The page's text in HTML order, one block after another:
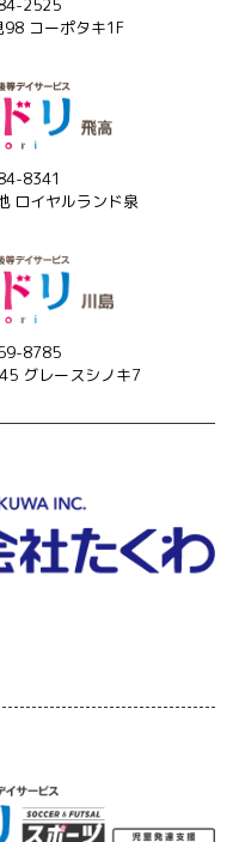
2525
98 コーポタキ1F
8341
ロイヤルランド泉
8785
グレースシノキ7